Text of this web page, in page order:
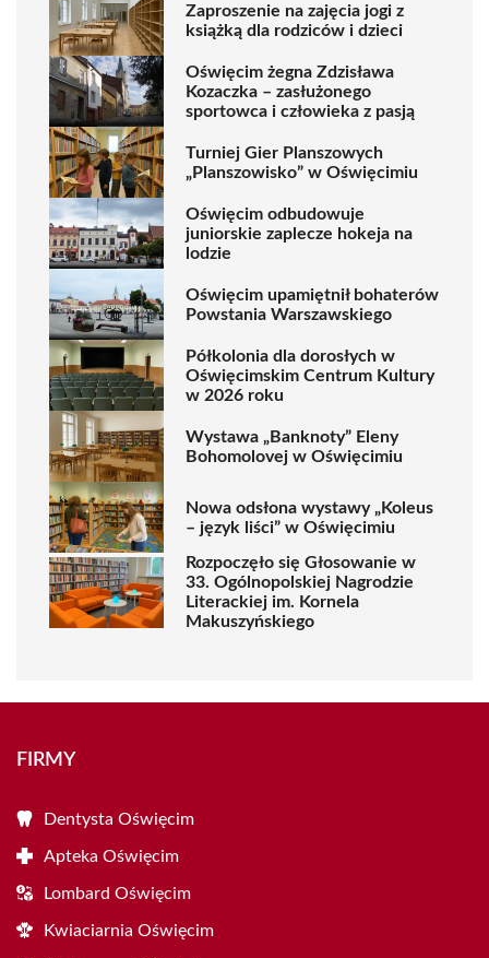
Zaproszenie na zajęcia jogi z
książką dla rodziców i dzieci
Oświęcim żegna Zdzisława
Kozaczka – zasłużonego
sportowca i człowieka z pasją
Turniej Gier Planszowych
„Planszowisko” w Oświęcimiu
Oświęcim odbudowuje
juniorskie zaplecze hokeja na
lodzie
Oświęcim upamiętnił bohaterów
Powstania Warszawskiego
Półkolonia dla dorosłych w
Oświęcimskim Centrum Kultury
w 2026 roku
Wystawa „Banknoty” Eleny
Bohomolovej w Oświęcimiu
Nowa odsłona wystawy „Koleus
– język liści” w Oświęcimiu
Rozpoczęło się Głosowanie w
33. Ogólnopolskiej Nagrodzie
Literackiej im. Kornela
Makuszyńskiego
FIRMY
Dentysta Oświęcim
Apteka Oświęcim
Lombard Oświęcim
Kwiaciarnia Oświęcim